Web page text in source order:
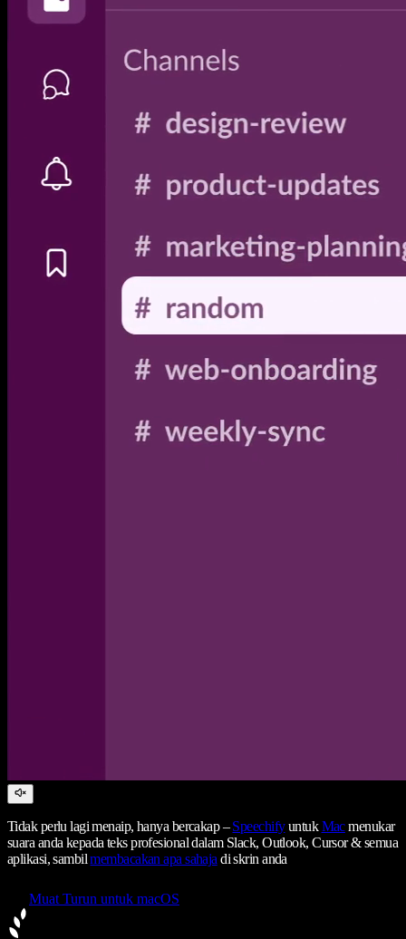
Tidak perlu lagi menaip, hanya bercakap –SpeechifyuntukMacmenukar
suara anda kepada teks profesional dalam Slack, Outlook, Cursor & semua
aplikasi, sambilmembacakan apa sahaja di skrin anda
Muat Turun untuk macOS